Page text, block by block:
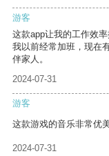
游客
这款app让我的工作效
我以前经常加班，现在
伴家人。
2024-07-31
游客
这款游戏的音乐非常优
2024-07-31